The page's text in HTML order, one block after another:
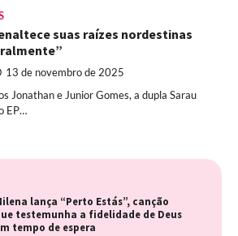
suas raízes nordestinas
13 de novembro de 2025
Jonathan e Junior Gomes, a dupla Sarau
EP…
lança “Perto Estás”, canção
testemunha a fidelidade de Deus
tempo de espera